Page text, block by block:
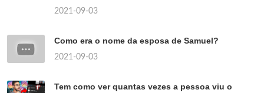
2021-09-03
Como era o nome da esposa de Samuel?
2021-09-03
Tem como ver quantas vezes a pessoa viu o